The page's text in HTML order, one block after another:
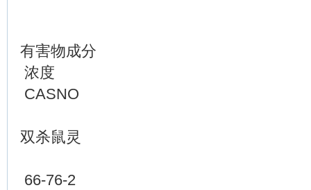
有害物成分
浓度
CASNO
双杀鼠灵
66-76-2